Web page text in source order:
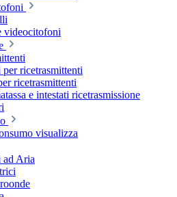
videocitofoni
per ricetrasmittenti
ricetrasmittenti
e intestati ricetrasmissione
visualizza
Aria